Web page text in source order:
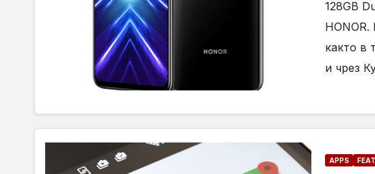
128GB
както в
и чрез
APPS